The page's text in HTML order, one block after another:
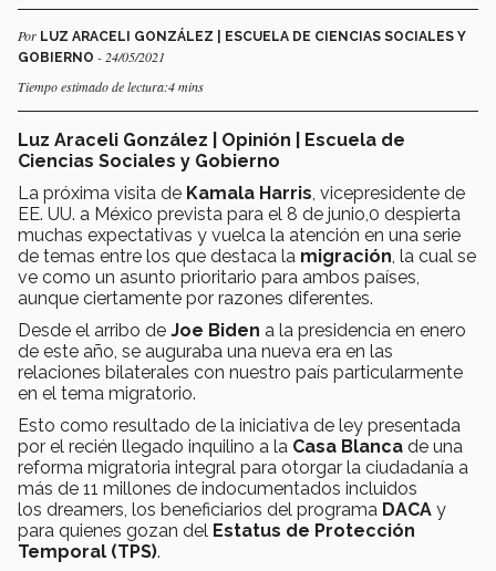
Por LUZ ARACELI GONZÁLEZ | ESCUELA DE CIENCIAS SOCIALES Y
GOBIERNO - 24/05/2021
Tiempo estimado de lectura:4 mins
Luz Araceli González | Opinión | Escuela de
Ciencias Sociales y Gobierno
La próxima visita de Kamala Harris , vicepresidente de
EE. UU. a México prevista para el 8 de junio,0 despierta
muchas expectativas y vuelca la atención en una serie
de temas entre los que destaca la migración , la cual se
ve como un asunto prioritario para ambos países,
aunque ciertamente por razones diferentes.
Desde el arribo de Joe Biden a la presidencia en enero
de este año, se auguraba una nueva era en las
relaciones bilaterales con nuestro país particularmente
en el tema migratorio.
Esto como resultado de la iniciativa de ley presentada
por el recién llegado inquilino a la Casa Blanca de una
reforma migratoria integral para otorgar la ciudadanía a
más de 11 millones de indocumentados incluidos
los dreamers, los beneficiarios del programa DACA y
para quienes gozan del Estatus de Protección
Temporal (TPS).